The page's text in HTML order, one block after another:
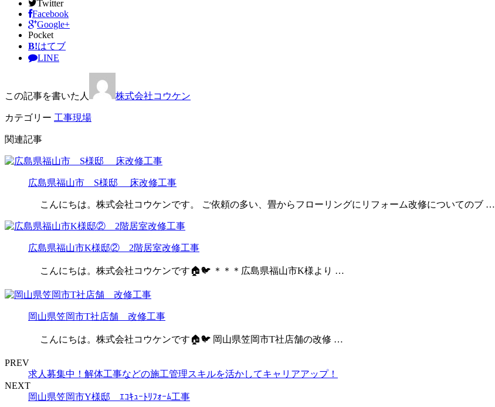
Twitter
Facebook
Google+
Pocket
B!はてブ
LINE
この記事を書いた人 株式会社コウケン
カテゴリー 工事現場
関連記事
広島県福山市 S様邸 床改修工事
こんにちは。株式会社コウケンです。 ご依頼の多い、畳からフローリングにリフォーム改修についてのブ …
広島県福山市K様邸② 2階居室改修工事
こんにちは。株式会社コウケンです🏠🐦 ＊＊＊広島県福山市K様より …
岡山県笠岡市T社店舗 改修工事
こんにちは。株式会社コウケンです🏠🐦 岡山県笠岡市T社店舗の改修 …
PREV
求人募集中！解体工事などの施工管理スキルを活かしてキャリアアップ！
NEXT
岡山県笠岡市Y様邸 ｴｺｷｭｰﾄﾘﾌｫｰﾑ工事